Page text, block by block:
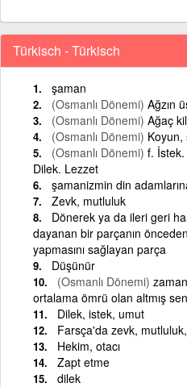
Türkisch - Türkisch
şaman
(Osmanlı Dönemi) Ağzın
(Osmanlı Dönemi) Ağaç
(Osmanlı Dönemi) Koyun,
(Osmanlı Dönemi) f.
Dilek. Lezzet
şamanizmin din
Zevk, mutluluk
Dönerek ya da ileri geri
dayanan bir parçanın
yapmasını sağlayan parça
Düşünür
(Osmanlı Dönemi)
ortalama ömrü olan altmış
Dilek, istek, umut
Farsça'da zevk,
Hekim, otacı
Zapt etme
dilek